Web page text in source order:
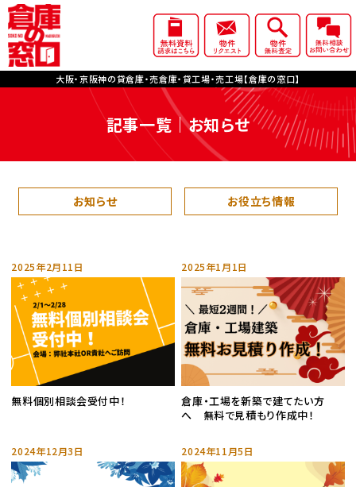
大阪・京阪神の貸倉庫・売倉庫・貸工場・売工場【倉庫の窓口】
記事一覧｜お知らせ
お知らせ お役立ち情報
2025年2月11日
無料個別相談会受付中！
2025年1月1日
倉庫・工場を新築で建てたい方
へ 無料で見積もり作成中！
2024年12月3日 2024年11月5日